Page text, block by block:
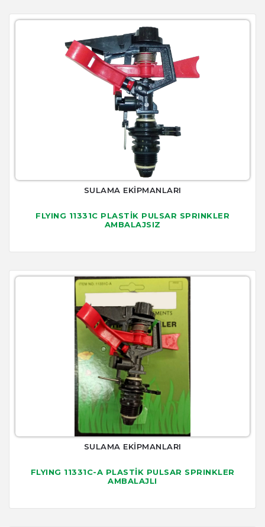
SULAMA EKİPMANLARI
FLYING 11331C PLASTİK PULSAR SPRINKLER
AMBALAJSIZ
SULAMA EKİPMANLARI
FLYING 11331C-A PLASTİK PULSAR SPRINKLER
AMBALAJLI